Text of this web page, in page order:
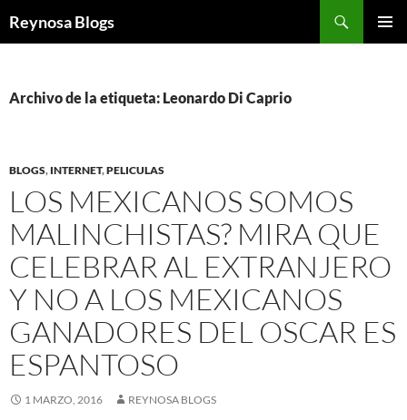
Reynosa Blogs
Archivo de la etiqueta: Leonardo Di Caprio
BLOGS, INTERNET,PELICULAS
LOS MEXICANOS SOMOS
MALINCHISTAS? MIRA QUE
CELEBRAR AL EXTRANJERO
Y NO A LOS MEXICANOS
GANADORES DEL OSCAR ES
ESPANTOSO
1 MARZO, 2016 REYNOSA BLOGS